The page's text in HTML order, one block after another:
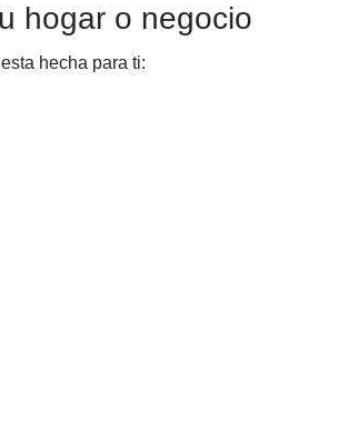
hogar o negocio
hecha para ti: